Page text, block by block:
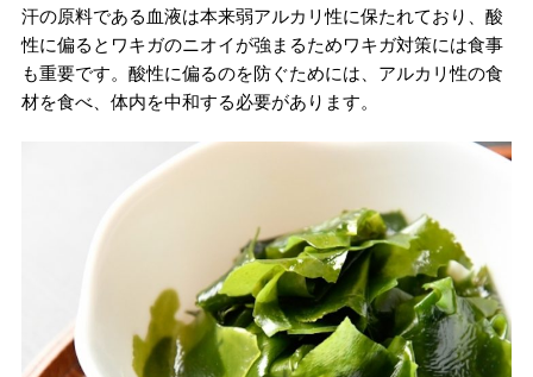
汗の原料である血液は本来弱アルカリ性に保たれており、酸
性に偏るとワキガのニオイが強まるためワキガ対策には食事
も重要です。酸性に偏るのを防ぐためには、アルカリ性の食
材を食べ、体内を中和する必要があります。